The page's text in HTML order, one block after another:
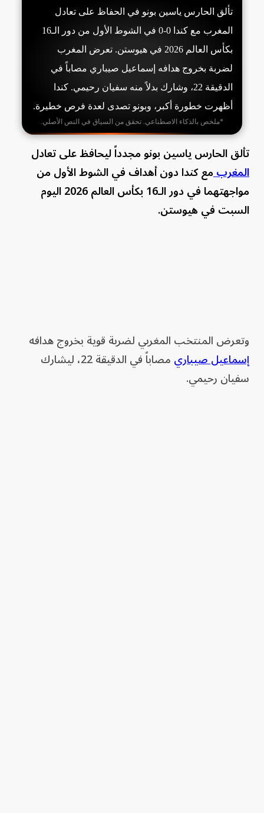
تألق الحارس ياسين بونو في الحفاظ على تعادل
المغرب مع كندا 0-0 في الشوط الأول من دور الـ16
بكأس العالم 2026 في هيوستن. تعرض المغرب
لضربة بخروج هدافه إسماعيل صيباري مصاباً في
الدقيقة 22، وشارك بدلاً منه سفيان رحيمي. كندا
أظهرت خطورة أكبر، وبونو تصدى لعدة فرص خطيرة.
*ملخص بالذكاء الاصطناعي. تحقق من السياق في النص الأصلي.
تألق الحارس ياسين بونو مجدداً ليحافظ على تعادل
المغربمع كندا دون أهداف في الشوط الأول من
مواجهتهما في دور الـ16 بكأس العالم 2026 اليوم
السبت في هيوستن.
وتعرض المنتخب المغربي لضربة قوية بخروج هدافه
إسماعيل صيباري
مصاباً في الدقيقة 22، ليشارك
سفيان رحيمي.